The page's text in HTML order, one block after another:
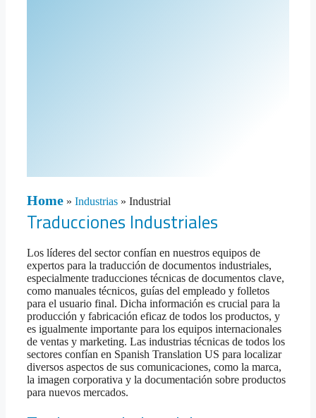
Home » Industrias » Industrial
Traducciones Industriales
Los líderes del sector confían en nuestros equipos de
expertos para la traducción de documentos industriales,
especialmente traducciones técnicas de documentos clave,
como manuales técnicos, guías del empleado y folletos
para el usuario final. Dicha información es crucial para la
producción y fabricación eficaz de todos los productos, y
es igualmente importante para los equipos internacionales
de ventas y marketing. Las industrias técnicas de todos los
sectores confían en Spanish Translation US para localizar
diversos aspectos de sus comunicaciones, como la marca,
la imagen corporativa y la documentación sobre productos
para nuevos mercados.